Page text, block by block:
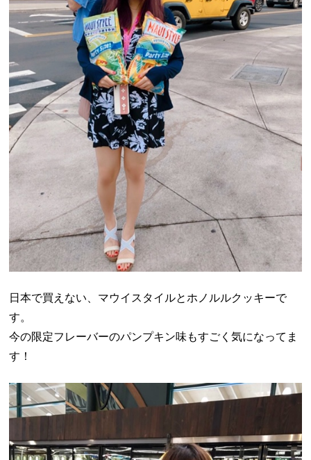
日本で買えない、マウイスタイルとホノルルクッキーで
す。
今の限定フレーバーのパンプキン味もすごく気になってま
す！